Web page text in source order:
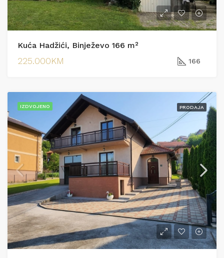
Kuća Hadžići, Binježevo 166 m²
225.000KM 166
IZDVOJENO PRODAJA